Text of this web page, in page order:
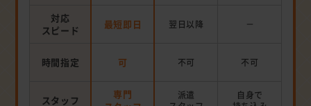
対応
スピード
最短即日 翌日以降 －
時間指定 可 不可 不可
スタッフ
専門
派遣
自身で